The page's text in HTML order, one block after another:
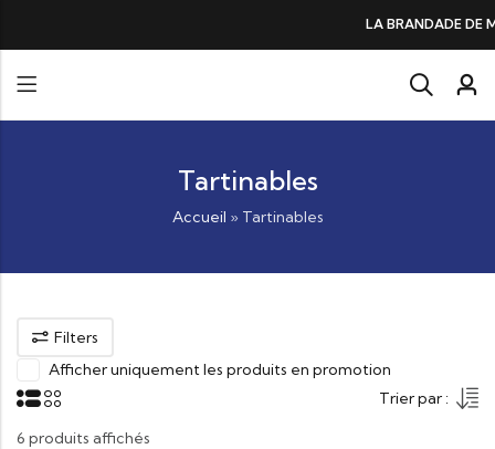
DE MORUE PRÉFÉRÉE DES GOURMANDS, N°1 DANS LES CŒURS ET
Tartinables
Accueil » Tartinables
Filters
Afficher uniquement les produits en promotion
Trier par :
6 produits affichés